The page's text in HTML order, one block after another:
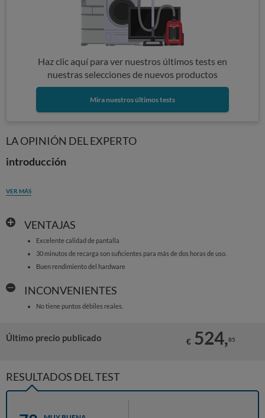
Haz clic aquí para ver nuestros últimos tests en
nuestras selecciones de nuevos productos
Mira nuestros últimos tests
LA OPINIÓN DEL EXPERTO
introducción
VER MÁS
VENTAJAS
Excelente calidad de pantalla
30 minutos de recarga son suficientes para más de dos horas de uso.
Buen rendimiento del hardware
INCONVENIENTES
No tiene puntos débiles reales.
Último precio publicado € 524,85
RESULTADOS DEL TEST